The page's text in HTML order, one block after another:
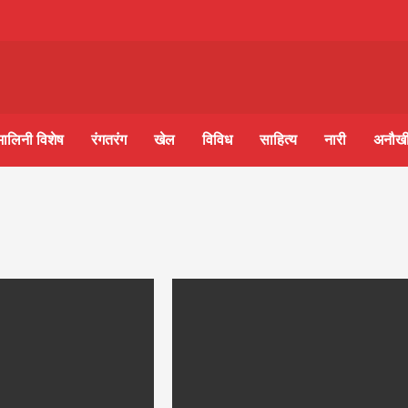
विशेष रंगतरंग खेल विविध साहित्य नारी